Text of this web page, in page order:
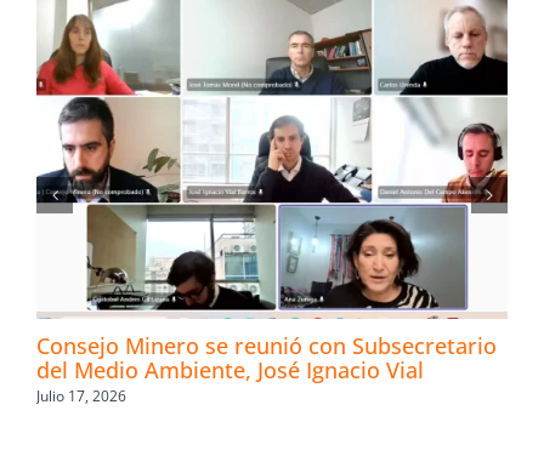
Consejo Minero se reunió con Subsecretario
del Medio Ambiente, José Ignacio Vial
Julio 17, 2026